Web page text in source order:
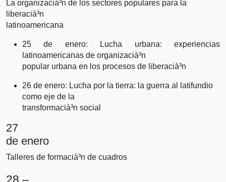
La organizacià³n de los sectores populares para la
liberacià³n
latinoamericana
25 de enero: Lucha urbana: experiencias
latinoamericanas de organizacià³n
popular urbana en los procesos de liberacià³n
26 de enero: Lucha por la tierra: la guerra al latifundio
como eje de la
transformacià³n social
27
de enero
Talleres de formacià³n de cuadros